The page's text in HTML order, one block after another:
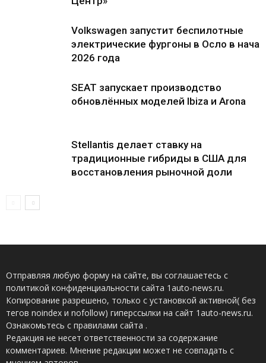
Volkswagen запустит беспилотные
электрические фургоны в Осло в
2026 года
SEAT запускает производство
обновлённых моделей Ibiza и Arona
Stellantis делает ставку на
традиционные гибриды в США для
восстановления рыночной доли
Отправляя любую форму на сайте, вы соглашаетесь с
политикой конфиденциальности сайта 1auto-news.ru.
Копирование разрешено, только с установкой активной( без
тегов noindex и nofollow) гиперссылки на сайт 1auto-news.ru.
Ознакомьтесь с правилами сайта .
Редакция не несет ответственности за содержание
комментариев. Мнение редакции может не совпадать с